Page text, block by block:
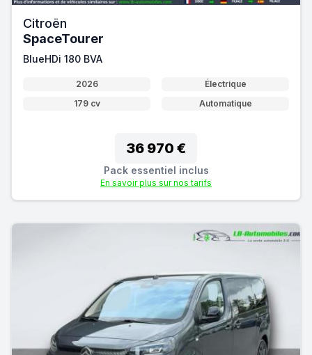
Citroën
SpaceTourer
BlueHDi 180 BVA
2026
Électrique
179 cv
Automatique
36 970 €
Pack essentiel inclus
En savoir plus sur nos tarifs